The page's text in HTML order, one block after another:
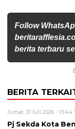
Follow
berita terbaru
BERITA
Jumat, 31 Juli 2026 - 13:44
Pj Sekda Kota